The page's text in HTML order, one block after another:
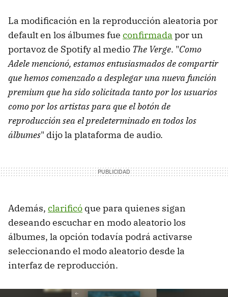
La modificación en la reproducción aleatoria por
default en los álbumes fue confirmada por un
portavoz de Spotify al medio The Verge. "Como
Adele mencionó, estamos entusiasmados de compartir
que hemos comenzado a desplegar una nueva función
premium que ha sido solicitada tanto por los usuarios
como por los artistas para que el botón de
reproducción sea el predeterminado en todos los
álbumes" dijo la plataforma de audio.
Además, clarificó que para quienes sigan
deseando escuchar en modo aleatorio los
álbumes, la opción todavía podrá activarse
seleccionando el modo aleatorio desde la
interfaz de reproducción.